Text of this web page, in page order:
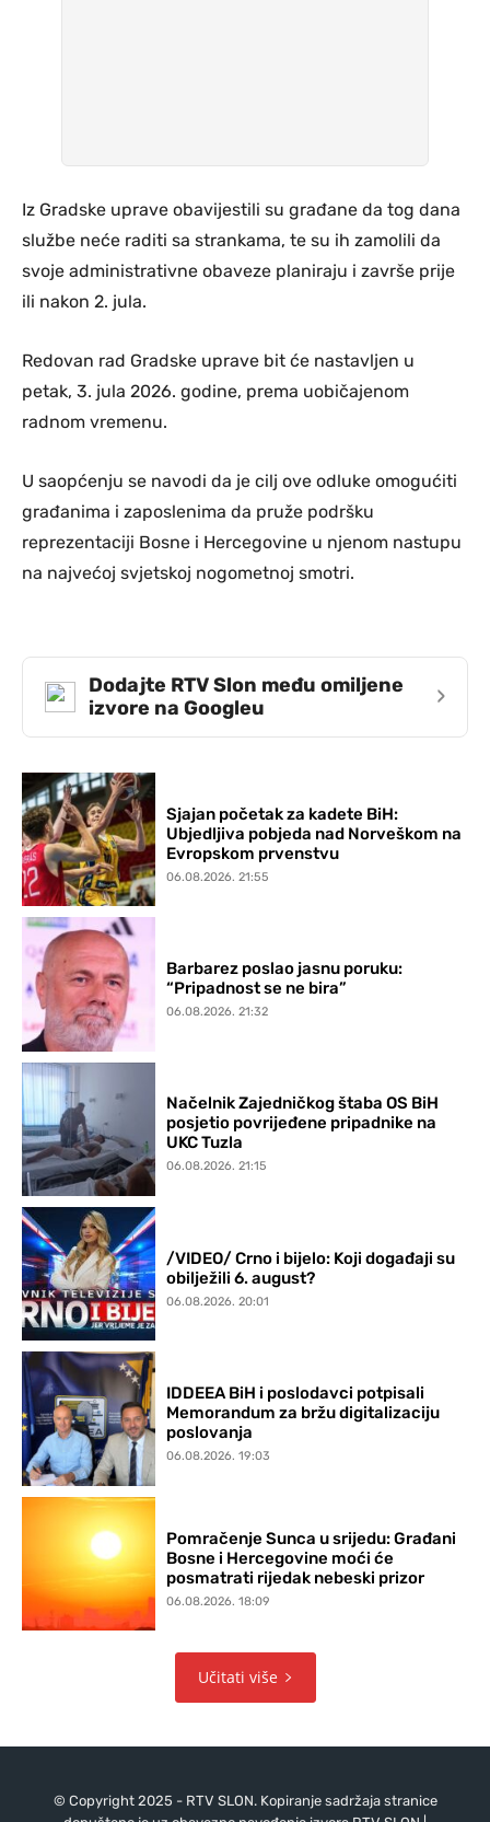
Iz Gradske uprave obavijestili su građane da tog dana
službe neće raditi sa strankama, te su ih zamolili da
svoje administrativne obaveze planiraju i završe prije
ili nakon 2. jula.
Redovan rad Gradske uprave bit će nastavljen u
petak, 3. jula 2026. godine, prema uobičajenom
radnom vremenu.
U saopćenju se navodi da je cilj ove odluke omogućiti
građanima i zaposlenima da pruže podršku
reprezentaciji Bosne i Hercegovine u njenom nastupu
na najvećoj svjetskoj nogometnoj smotri.
Dodajte RTV Slon među omiljene
izvore na Googleu
›
Sjajan početak za kadete BiH:
Ubjedljiva pobjeda nad Norveškom na
Evropskom prvenstvu
06.08.2026. 21:55
Barbarez poslao jasnu poruku:
“Pripadnost se ne bira”
06.08.2026. 21:32
Načelnik Zajedničkog štaba OS BiH
posjetio povrijeđene pripadnike na
UKC Tuzla
06.08.2026. 21:15
/VIDEO/ Crno i bijelo: Koji događaji su
obilježili 6. august?
06.08.2026. 20:01
IDDEEA BiH i poslodavci potpisali
Memorandum za bržu digitalizaciju
poslovanja
06.08.2026. 19:03
Pomračenje Sunca u srijedu: Građani
Bosne i Hercegovine moći će
posmatrati rijedak nebeski prizor
06.08.2026. 18:09
Učitati više
© Copyright 2025 - RTV SLON. Kopiranje sadržaja stranice